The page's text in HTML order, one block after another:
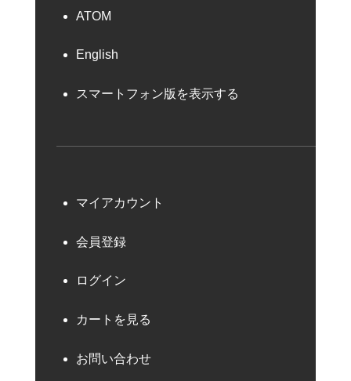
ATOM
English
スマートフォン版を表示する
マイアカウント
会員登録
ログイン
カートを見る
お問い合わせ